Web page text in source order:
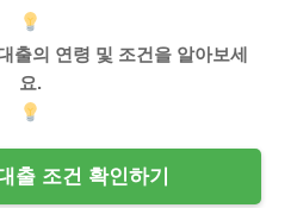
출의 연령 및 조건을 알아보세
요.
출 조건 확인하기